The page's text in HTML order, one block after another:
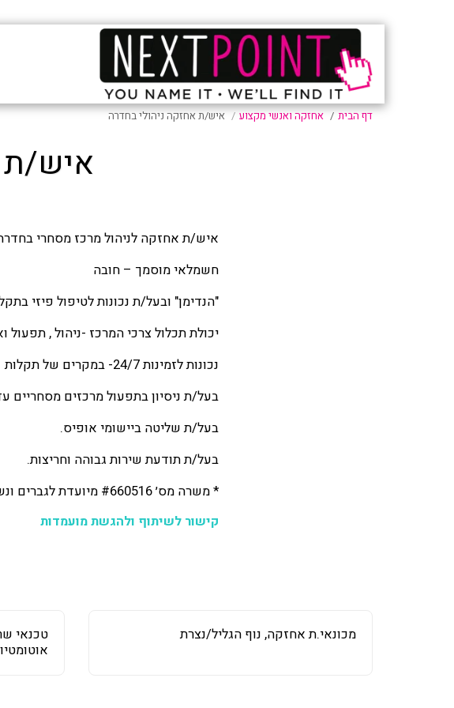
דף הבית אחזקה ואנשי מקצוע איש/ת אחזקה ניהולי בחדרה
איש/ת
איש/ת אחזקה לניהול מרכז מסחרי
חשמלאי מוסמך – חובה
"הנדימן" ובעל/ת נכונות לטיפול פיזי
יכולת תכלול צרכי המרכז -ניהול , תפעול
נכונות לזמינות 24/7- במקרים של תקלות
בעל/ת ניסיון בתפעול מרכזים מסחריים עד 10,000 מ"ר – יתרון
בעל/ת שליטה ביישומי אופיס.
בעל/ת תודעת שירות גבוהה וחריצות.
* משרה מס׳ #660516 מיועדת לגברים ונשים כאחד
קישור לשיתוף ולהגשת מועמדות
מכונאי.ת אחזקה, נוף הגליל/נצרת
טכנאי